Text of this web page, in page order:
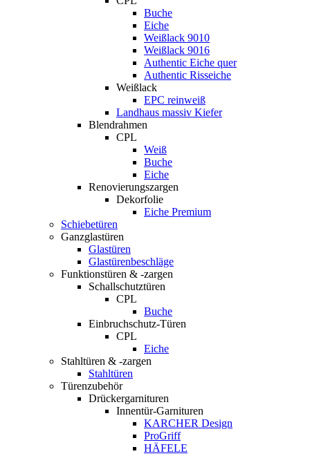
Buche
Eiche
Weißlack 9010
Weißlack 9016
Authentic Eiche quer
Authentic Risseiche
Weißlack
EPC reinweiß
Landhaus massiv Kiefer
Blendrahmen
CPL
Weiß
Buche
Eiche
Renovierungszargen
Dekorfolie
Eiche Premium
Schiebetüren
Ganzglastüren
Glastüren
Glastürenbeschläge
Funktionstüren & -zargen
Schallschutztüren
CPL
Buche
Einbruchschutz-Türen
CPL
Eiche
Stahltüren & -zargen
Stahltüren
Türenzubehör
Drückergarnituren
Innentür-Garnituren
KARCHER Design
ProGriff
HÄFELE